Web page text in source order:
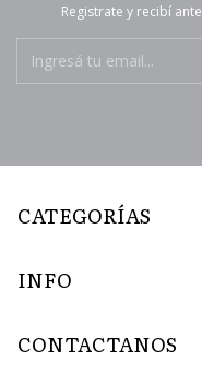
Registrate y recibí
CATEGORÍAS
INFO
CONTACTANOS